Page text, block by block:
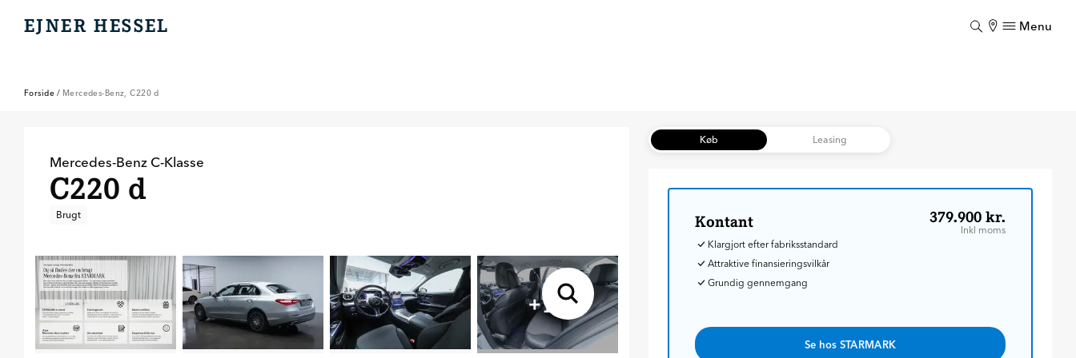
EJNER HESSEL Menu
Forside / Mercedes-Benz, C220 d
Mercedes-Benz C-Klasse
C220 d
Brugt
+17
Køb Leasing
Kontant 379.900 kr.
Inkl moms
Klargjort efter fabriksstandard
Attraktive finansieringsvilkår
Grundig gennemgang
Se hos STARMARK
Luk